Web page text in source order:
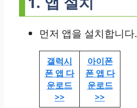
먼저 앱을 설치합니다.
갤럭시
폰 앱 다
운로드
>>
아이폰
폰 앱 다
운로드
>>